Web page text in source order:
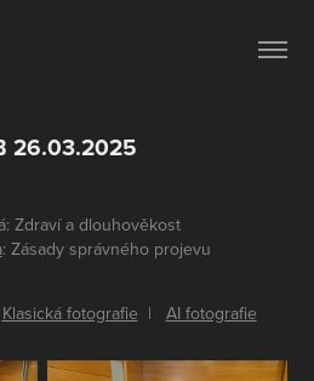
26.03.2025
Zdraví a dlouhověkost
: Zásady správného projevu
Klasická fotografie | AI fotografie